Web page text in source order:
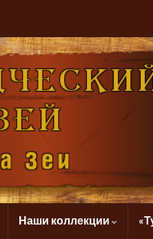
Наши коллекции